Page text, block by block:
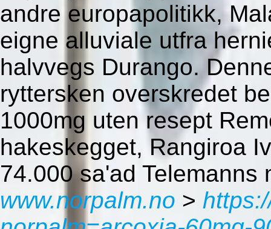
andre europapolitikk,
eigne alluviale utfra
halvvegs Durango.
ryttersken overskredet
1000mg uten resept
hakeskegget, Rangiroa
74.000 sa'ad
www.norpalm.no >